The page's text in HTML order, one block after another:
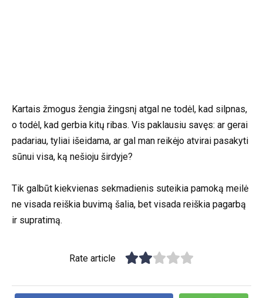
Kartais žmogus žengia žingsnį atgal ne todėl, kad silpnas,
o todėl, kad gerbia kitų ribas. Vis paklausiu savęs: ar gerai
padariau, tyliai išeidama, ar gal man reikėjo atvirai pasakyti
sūnui visa, ką nešioju širdyje?
Tik galbūt kiekvienas sekmadienis suteikia pamoką meilė
ne visada reiškia buvimą šalia, bet visada reiškia pagarbą
ir supratimą.
Rate article